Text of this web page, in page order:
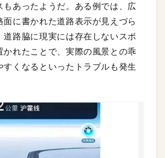
もあったようだ。ある例では、広
に書かれた道路表示が見えづら
道路脇に現実には存在しないスポ
かれたことで、実際の風景との乖
くなるといったトラブルも発生